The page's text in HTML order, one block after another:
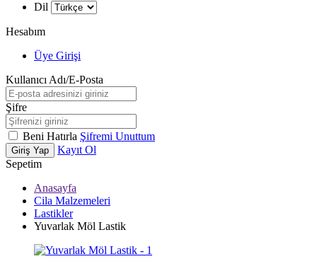
Dil
Hesabım
Üye Girişi
Kullanıcı Adı/E-Posta
Şifre
Beni Hatırla Şifremi Unuttum
Giriş Yap
Kayıt Ol
Sepetim
Anasayfa
Cila Malzemeleri
Lastikler
Yuvarlak Möl Lastik